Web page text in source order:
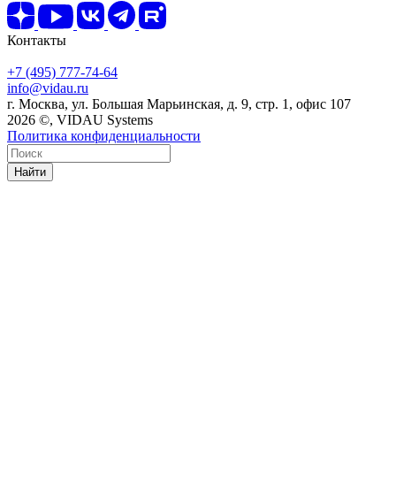
Контакты
+7 (495) 777-74-64
info@vidau.ru
г. Москва, ул. Большая Марьинская, д. 9, стр. 1, офис 107
2026 ©, VIDAU Systems
Политика конфиденциальности
Найти